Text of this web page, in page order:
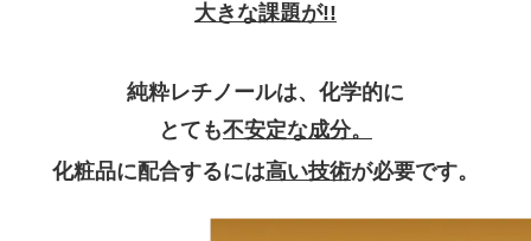
大きな課題が!!
純粋レチノールは、化学的に
とても不安定な成分。
化粧品に配合するには高い技術が必要です。